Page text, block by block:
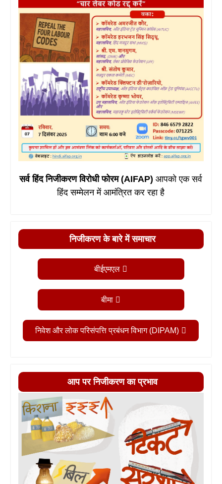
सर्व हिंद निजीकरण विरोधी फोरम (AIFAP)आपको एक सर्व
हिंद सम्मेलन में आमंत्रित कर रहा है
निजीकरण के बारे में समाचार
बीईएमएल
बीमा
निवेश और लोक परिसंपत्ति प्रबंधन विभाग (DIPAM)
आप पर निजीकरण का प्रभाव